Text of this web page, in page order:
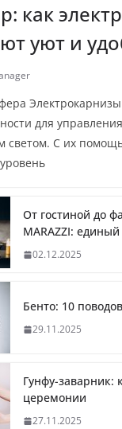
как
уют и
для
светом. С их
От гостиной до
MARAZZI:
02.12.2025
Бенто: 10
29.11.2025
Гунфу-заварник:
церемонии
27.11.2025